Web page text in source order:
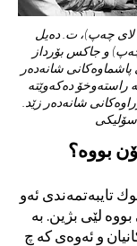
لای چەپ)، ت. دەیل
و جاكس بۆرداز
شانەدەر
راستەوخۆ دەکەوێتە
شانەدەر زێد.
سۆلیکی
بووە؟
تایبەتمەندی ئەو
لێی بژین. بە
و ئەوەی کە چ